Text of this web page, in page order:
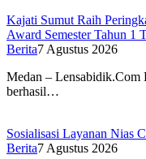
Kajati Sumut Raih
Award Semester Tahun 1
Berita7 Agustus 2026
Medan – Lensabidik.Com
berhasil…
Sosialisasi Layanan Nias
Berita7 Agustus 2026